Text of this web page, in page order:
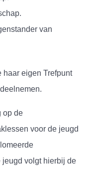
van
haar eigen Trefpunt
op de
voor de jeugd
volgt hierbij de